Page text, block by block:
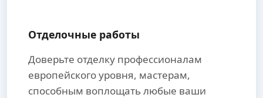
Отделочные работы
Доверьте отделку профессионалам
европейского уровня, мастерам,
способным воплощать любые ваши